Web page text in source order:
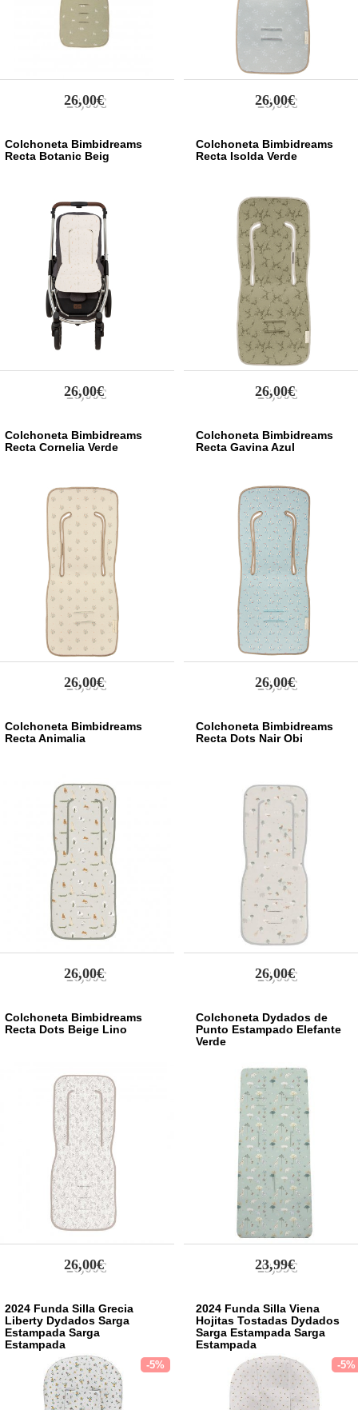
26,00€ 26,00€
Colchoneta Bimbidreams
Recta Botanic Beig
26,00€
Colchoneta Bimbidreams
Recta Isolda Verde
26,00€
Colchoneta Bimbidreams
Recta Cornelia Verde
26,00€
Colchoneta Bimbidreams
Recta Gavina Azul
26,00€
Colchoneta Bimbidreams
Recta Animalia
26,00€
Colchoneta Bimbidreams
Recta Dots Nair Obi
26,00€
Colchoneta Bimbidreams
Recta Dots Beige Lino
26,00€
Colchoneta Dydados de
Punto Estampado Elefante
Verde
23,99€
2024 Funda Silla Grecia
Liberty Dydados Sarga
Estampada Sarga
Estampada
-5%
2024 Funda Silla Viena
Hojitas Tostadas Dydados
Sarga Estampada Sarga
Estampada
-5%